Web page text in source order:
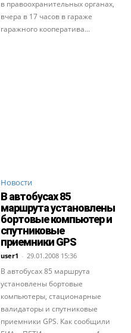
в правоохранительных органах,
вчера в 17 часов в гараже
гаражного кооператива...
Новости
В автобусах 85
маршрута установлены
бортовые компьютер и
спутниковые
приемники GPS
user1 - 29.01.2008 15:36
В автобусах 85 маршрута
установлены бортовые
компьютеры, стационарные
валидаторы и спутниковые
приемники GPS. Как сообщили